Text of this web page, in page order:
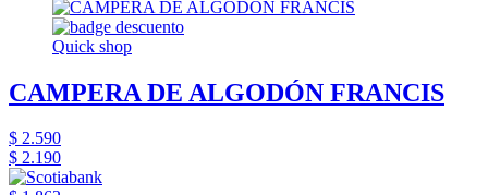
Quick shop
CAMPERA DE ALGODÓN FRANCIS
$ 2.590
$ 2.190